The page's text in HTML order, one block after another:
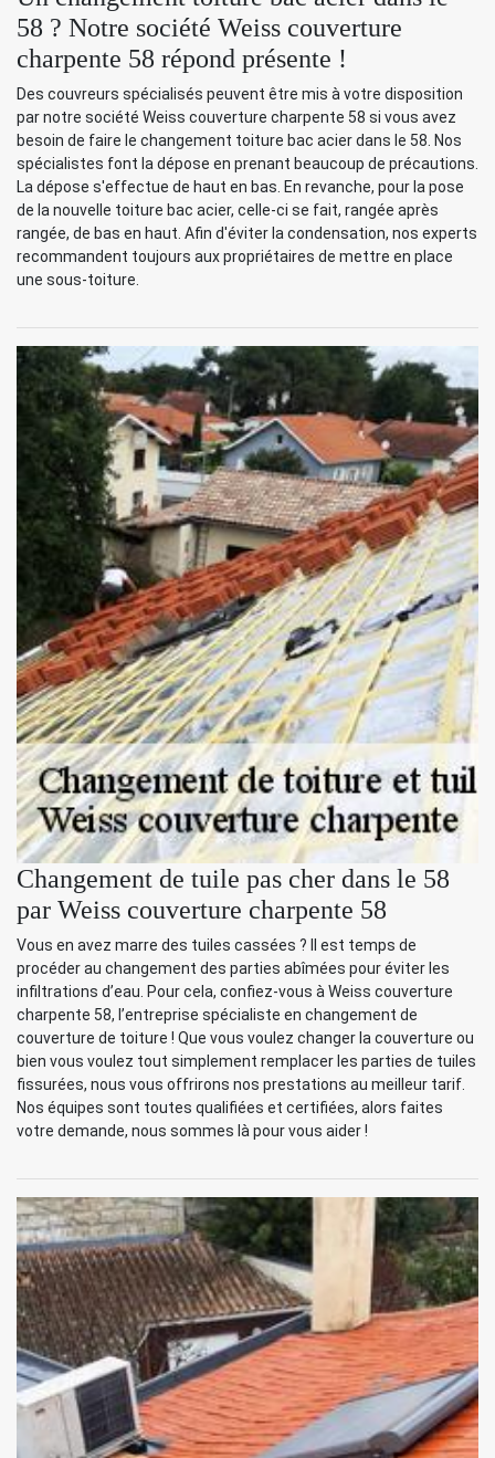
58 ? Notre société Weiss couverture
charpente 58 répond présente !
Des couvreurs spécialisés peuvent être mis à votre disposition
par notre société Weiss couverture charpente 58 si vous avez
besoin de faire le changement toiture bac acier dans le 58. Nos
spécialistes font la dépose en prenant beaucoup de précautions.
La dépose s'effectue de haut en bas. En revanche, pour la pose
de la nouvelle toiture bac acier, celle-ci se fait, rangée après
rangée, de bas en haut. Afin d'éviter la condensation, nos experts
recommandent toujours aux propriétaires de mettre en place
une sous-toiture.
Changement de tuile pas cher dans le 58
par Weiss couverture charpente 58
Vous en avez marre des tuiles cassées ? Il est temps de
procéder au changement des parties abîmées pour éviter les
infiltrations d’eau. Pour cela, confiez-vous à Weiss couverture
charpente 58, l’entreprise spécialiste en changement de
couverture de toiture ! Que vous voulez changer la couverture ou
bien vous voulez tout simplement remplacer les parties de tuiles
fissurées, nous vous offrirons nos prestations au meilleur tarif.
Nos équipes sont toutes qualifiées et certifiées, alors faites
votre demande, nous sommes là pour vous aider !